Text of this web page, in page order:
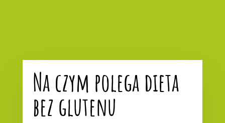
Na czym polega dieta
bez glutenu